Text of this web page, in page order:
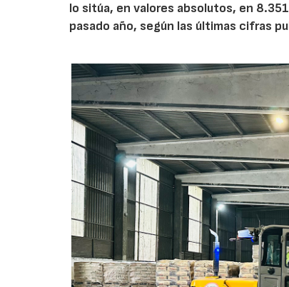
lo sitúa, en valores absolutos, en
pasado año, según las últimas cifras